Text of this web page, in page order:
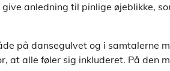
anledning til pinlige øjeblikke,
på dansegulvet og i samtalerne
at alle føler sig inkluderet. På den